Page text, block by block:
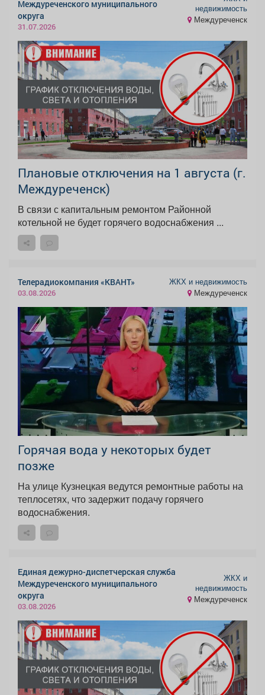
Междуреченского муниципального
округа
31.07.2026
недвижимость
Междуреченск
Плановые отключения на 1 августа (г.
Междуреченск)
В связи с капитальным ремонтом Районной
котельной не будет горячего водоснабжения ...
Телерадиокомпания «КВАНТ»
03.08.2026
ЖКХ и недвижимость
Междуреченск
Горячая вода у некоторых будет
позже
На улице Кузнецкая ведутся ремонтные работы на
теплосетях, что задержит подачу горячего
водоснабжения.
Единая дежурно-диспетчерская служба
Междуреченского муниципального
округа
03.08.2026
ЖКХ и
недвижимость
Междуреченск